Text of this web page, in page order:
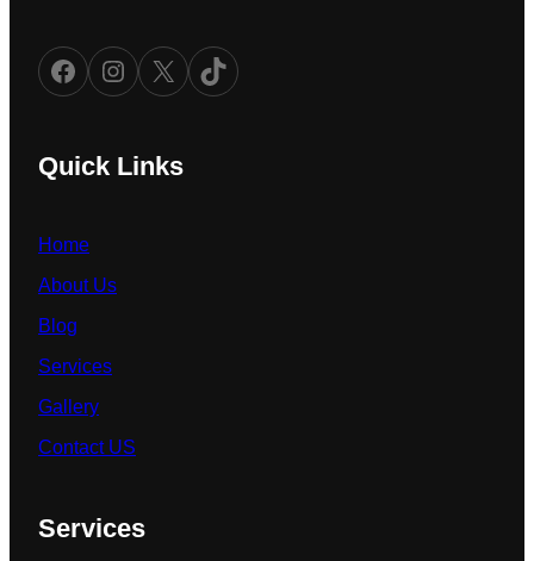
Facebook Instagram X TikTok
Quick Links
Home
About Us
Blog
Services
Gallery
Contact US
Services